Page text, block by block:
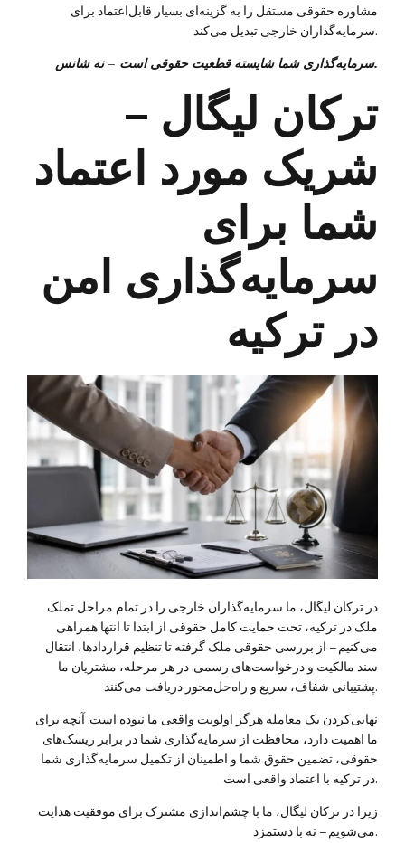
مشاوره حقوقی مستقل را به گزینه‌ای بسیار قابل‌اعتماد برای
سرمایه‌گذاران خارجی تبدیل می‌کند.
سرمایه‌گذاری شما شایسته قطعیت حقوقی است – نه شانس.
ترکان لیگال –
شریک مورد اعتماد
شما برای
سرمایه‌گذاری امن
در ترکیه
در ترکان لیگال، ما سرمایه‌گذاران خارجی را در تمام مراحل تملک
ملک در ترکیه، تحت حمایت کامل حقوقی از ابتدا تا انتها همراهی
می‌کنیم – از بررسی حقوقی ملک گرفته تا تنظیم قراردادها، انتقال
سند مالکیت و درخواست‌های رسمی. در هر مرحله، مشتریان ما
پشتیبانی شفاف، سریع و راه‌حل‌محور دریافت می‌کنند.
نهایی‌کردن یک معامله هرگز اولویت واقعی ما نبوده است. آنچه برای
ما اهمیت دارد، محافظت از سرمایه‌گذاری شما در برابر ریسک‌های
حقوقی، تضمین حقوق شما و اطمینان از تکمیل سرمایه‌گذاری شما
در ترکیه با اعتماد واقعی است.
زیرا در ترکان لیگال، ما با چشم‌اندازی مشترک برای موفقیت هدایت
می‌شویم – نه با دستمزد.